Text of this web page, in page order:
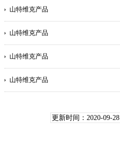
山特维克产品
山特维克产品
山特维克产品
山特维克产品
更新时间：2020-09-28